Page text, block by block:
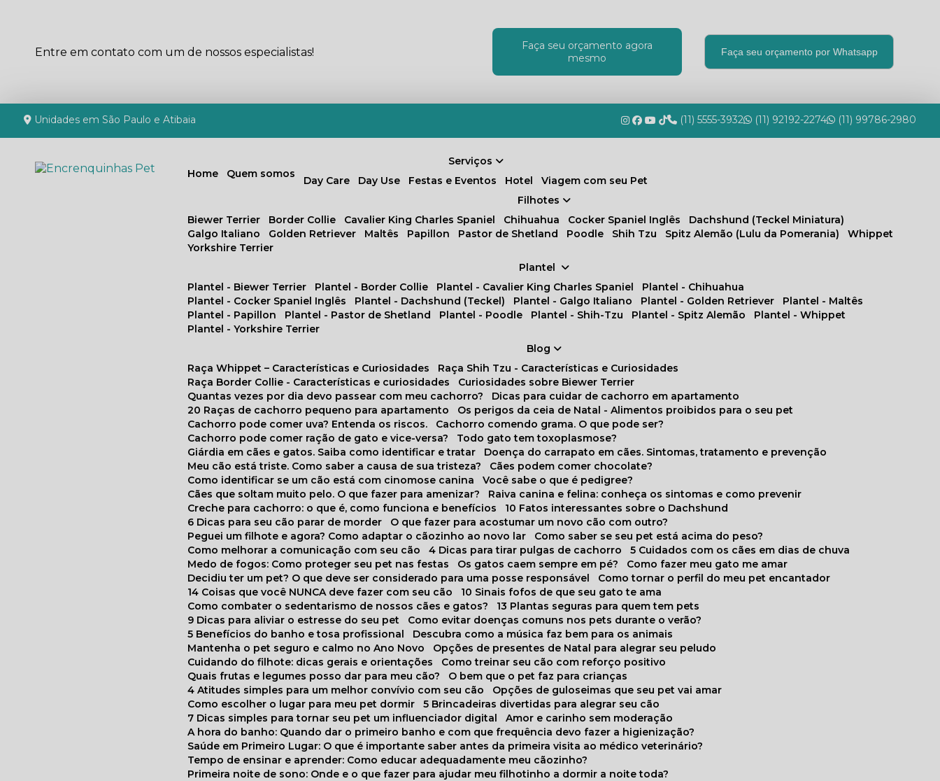
Entre em contato com um de nossos especialistas!
Faça seu orçamento agora
mesmo
Faça seu orçamento por Whatsapp
Unidades em São Paulo e Atibaia (11) 5555-3932 (11) 92192-2274 (11) 99786-2980
Home Quem somos
Plantel
Plantel - Biewer Terrier
Plantel - Border Collie Plantel - Cavalier King Charles Spaniel
Plantel - Chihuahua
Plantel - Cocker Spaniel Inglês
Plantel - Dachshund (Teckel) Plantel - Galgo Italiano Plantel - Golden Retriever
Plantel - Maltês
Plantel - Papillon
Plantel - Pastor de Shetland Plantel - Poodle Plantel - Shih-Tzu Plantel - Spitz Alemão
Plantel - Whippet
Plantel - Yorkshire Terrier
Blog
Raça Whippet – Características e Curiosidades
Raça Shih Tzu - Características e Curiosidades
Raça Border Collie - Características e curiosidades
Curiosidades sobre Biewer Terrier
Quantas vezes por dia devo passear com meu cachorro?
Dicas para cuidar de cachorro em apartamento
20 Raças de cachorro pequeno para apartamento
Os perigos da ceia de Natal - Alimentos proibidos para o seu pet
Cachorro pode comer uva? Entenda os riscos.
Cachorro comendo grama. O que pode ser?
Cachorro pode comer ração de gato e vice-versa?
Todo gato tem toxoplasmose?
Giárdia em cães e gatos. Saiba como identificar e tratar
Doença do carrapato em cães. Sintomas, tratamento e prevenção
Meu cão está triste. Como saber a causa de sua tristeza?
Cães podem comer chocolate?
Como identificar se um cão está com cinomose canina
Você sabe o que é pedigree?
Cães que soltam muito pelo. O que fazer para amenizar?
Raiva canina e felina: conheça os sintomas e como prevenir
Creche para cachorro: o que é, como funciona e benefícios
10 Fatos interessantes sobre o Dachshund
6 Dicas para seu cão parar de morder
O que fazer para acostumar um novo cão com outro?
Peguei um filhote e agora? Como adaptar o cãozinho ao novo lar
Como saber se seu pet está acima do peso?
Como melhorar a comunicação com seu cão
4 Dicas para tirar pulgas de cachorro
5 Cuidados com os cães em dias de chuva
Medo de fogos: Como proteger seu pet nas festas
Os gatos caem sempre em pé?
Como fazer meu gato me amar
Decidiu ter um pet? O que deve ser considerado para uma posse responsável
Como tornar o perfil do meu pet encantador
14 Coisas que você NUNCA deve fazer com seu cão
10 Sinais fofos de que seu gato te ama
Como combater o sedentarismo de nossos cães e gatos?
13 Plantas seguras para quem tem pets
9 Dicas para aliviar o estresse do seu pet
Como evitar doenças comuns nos pets durante o verão?
5 Benefícios do banho e tosa profissional
Descubra como a música faz bem para os animais
Mantenha o pet seguro e calmo no Ano Novo
Opções de presentes de Natal para alegrar seu peludo
Cuidando do filhote: dicas gerais e orientações
Como treinar seu cão com reforço positivo
Quais frutas e legumes posso dar para meu cão?
O bem que o pet faz para crianças
4 Atitudes simples para um melhor convívio com seu cão
Opções de guloseimas que seu pet vai amar
Como escolher o lugar para meu pet dormir
5 Brincadeiras divertidas para alegrar seu cão
7 Dicas simples para tornar seu pet um influenciador digital
Amor e carinho sem moderação
A hora do banho: Quando dar o primeiro banho e com que frequência devo fazer a higienização?
Saúde em Primeiro Lugar: O que é importante saber antes da primeira visita ao médico veterinário?
Tempo de ensinar e aprender: Como educar adequadamente meu cãozinho?
Primeira noite de sono: Onde e o que fazer para ajudar meu filhotinho a dormir a noite toda?
Serviços
Day Care
Day Use Festas e Eventos Hotel
Viagem com seu Pet
Filhotes
Biewer Terrier
Border Collie Cavalier King Charles Spaniel Chihuahua Cocker Spaniel Inglês
Dachshund (Teckel Miniatura)
Galgo Italiano
Golden Retriever Maltês Papillon Pastor de Shetland Poodle Shih Tzu Spitz Alemão (Lulu da Pomerania)
Whippet
Yorkshire Terrier